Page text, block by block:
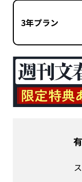
3年プラン